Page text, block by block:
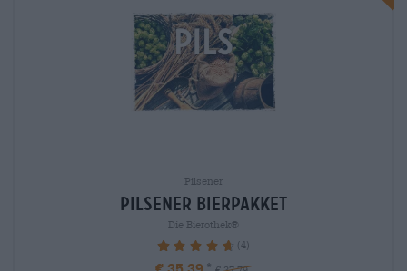
Pilsener
Pilsener Bierpakket
Die Bierothek®
95% (4)